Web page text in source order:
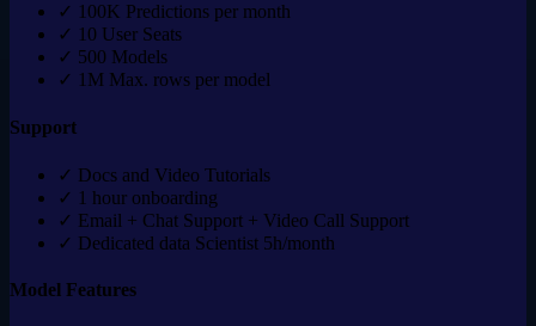
✓ 100K Predictions per month
✓ 10 User Seats
✓ 500 Models
✓ 1M Max. rows per model
Support
✓ Docs and Video Tutorials
✓ 1 hour onboarding
✓ Email + Chat Support + Video Call Support
✓ Dedicated data Scientist 5h/month
Model Features